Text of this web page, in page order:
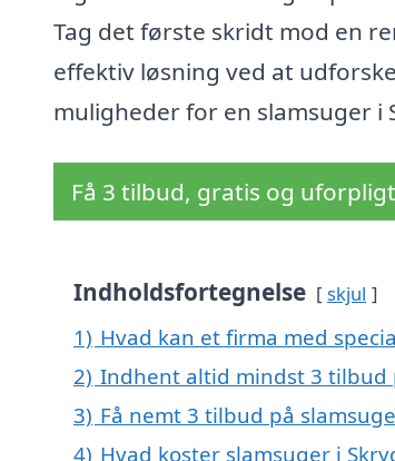
Tag det første skridt mod en
effektiv løsning ved at
muligheder for en slamsuger i
Få 3 tilbud, gratis og
Indholdsfortegnelse skjul
1) Hvad kan et firma med
2) Indhent altid mindst 3 tilbud
3) Få nemt 3 tilbud på
4) Hvad koster slamsuger i